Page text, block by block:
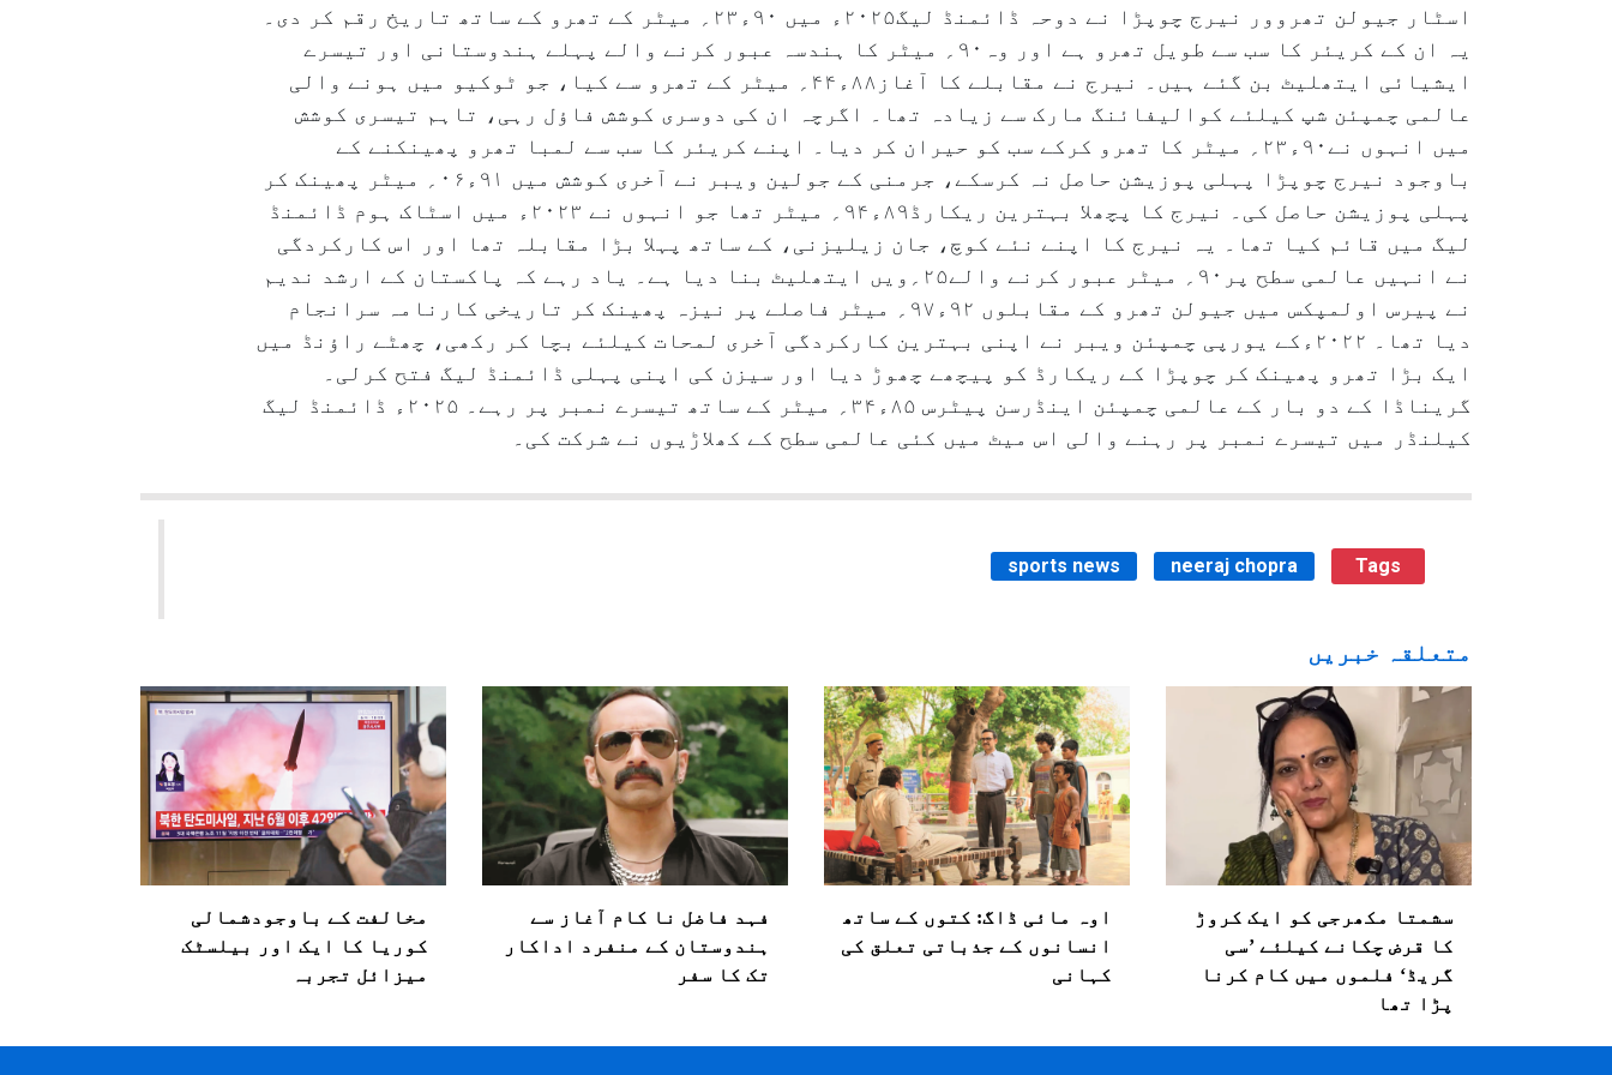
اسٹار جیولن تھروور نیرج چوپڑا نے دوحہ ڈائمنڈ لیگ۲۰۲۵ء میں ۹۰ء۲۳؍ میٹر کے تھرو کے ساتھ تاریخ رقم کر دی۔
یہ ان کے کریئر کا سب سے طویل تھرو ہے اور وہ۹۰؍ میٹر کا ہندسہ عبور کرنے والے پہلے ہندوستانی اور تیسرے
ایشیائی ایتھلیٹ بن گئے ہیں۔ نیرج نے مقابلے کا آغاز۸۸ء۴۴؍ میٹر کے تھرو سے کیا، جو ٹوکیو میں ہونے والی
عالمی چمپئن شپ کیلئے کوالیفائنگ مارک سے زیادہ تھا۔ اگرچہ ان کی دوسری کوشش فاؤل رہی، تاہم تیسری کوشش
میں انہوں نے۹۰ء۲۳؍ میٹر کا تھرو کرکے سب کو حیران کر دیا۔ اپنے کریئر کا سب سے لمبا تھرو پھینکنے کے
باوجود نیرج چوپڑا پہلی پوزیشن حاصل نہ کرسکے، جرمنی کے جولین ویبر نے آخری کوشش میں ۹۱ء۰۶؍ میٹر پھینک کر
پہلی پوزیشن حاصل کی۔ نیرج کا پچھلا بہترین ریکارڈ۸۹ء۹۴؍ میٹر تھا جو انہوں نے ۲۰۲۳ء میں اسٹاک ہوم ڈائمنڈ
لیگ میں قائم کیا تھا۔ یہ نیرج کا اپنے نئے کوچ، جان زیلیزنی، کے ساتھ پہلا بڑا مقابلہ تھا اور اس کارکردگی
نے انہیں عالمی سطح پر۹۰؍ میٹر عبور کرنے والے۲۵؍ویں ایتھلیٹ بنا دیا ہے۔ یاد رہے کہ پاکستان کے ارشد ندیم
نے پیرس اولمپکس میں جیولن تھرو کے مقابلوں ۹۲ء۹۷؍ میٹر فاصلے پر نیزہ پھینک کر تاریخی کارنامہ سرانجام
دیا تھا۔ ۲۰۲۲ءکے یورپی چمپئن ویبر نے اپنی بہترین کارکردگی آخری لمحات کیلئے بچا کر رکھی، چھٹے راؤنڈ میں
ایک بڑا تھرو پھینک کر چوپڑا کے ریکارڈ کو پیچھے چھوڑ دیا اور سیزن کی اپنی پہلی ڈائمنڈ لیگ فتح کرلی۔
گریناڈا کے دو بار کے عالمی چمپئن اینڈرسن پیٹرس ۸۵ء۳۴؍ میٹر کے ساتھ تیسرے نمبر پر رہے۔ ۲۰۲۵ء ڈائمنڈ لیگ
کیلنڈر میں تیسرے نمبر پر رہنے والی اس میٹ میں کئی عالمی سطح کے کھلاڑیوں نے شرکت کی۔
sports news neeraj chopra Tags
متعلقہ خبریں
سشمتا مکھرجی کو ایک کروڑ
کا قرض چکانے کیلئے ’سی
گریڈ‘ فلموں میں کام کرنا
پڑا تھا
اوہ مائی ڈاگ: کتوں کے ساتھ
انسانوں کے جذباتی تعلق کی
کہانی
فہد فاضل نا کام آغاز سے
ہندوستان کے منفرد اداکار
تک کا سفر
مخالفت کے باوجودشمالی
کوریا کا ایک اور بیلسٹک
میزائل تجربہ